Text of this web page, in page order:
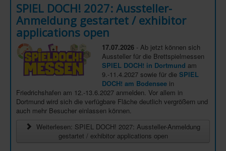
SPIEL DOCH! 2027: Aussteller-
Anmeldung gestartet / exhibitor
applications open
17.07.2026 - Ab jetzt können sich
Aussteller für die Brettspielmessen
SPIEL DOCH! in Dortmund am
9.-11.4.2027 sowie für die SPIEL
DOCH! am Bodensee in
Friedrichshafen am 12.-13.6.2027 anmelden. Vor allem in
Dortmund wird sich die verfügbare Fläche deutlich vergrößern und
auch mehr Besucher einlassen können.
Weiterlesen: SPIEL DOCH! 2027: Aussteller-Anmeldung
gestartet / exhibitor applications open